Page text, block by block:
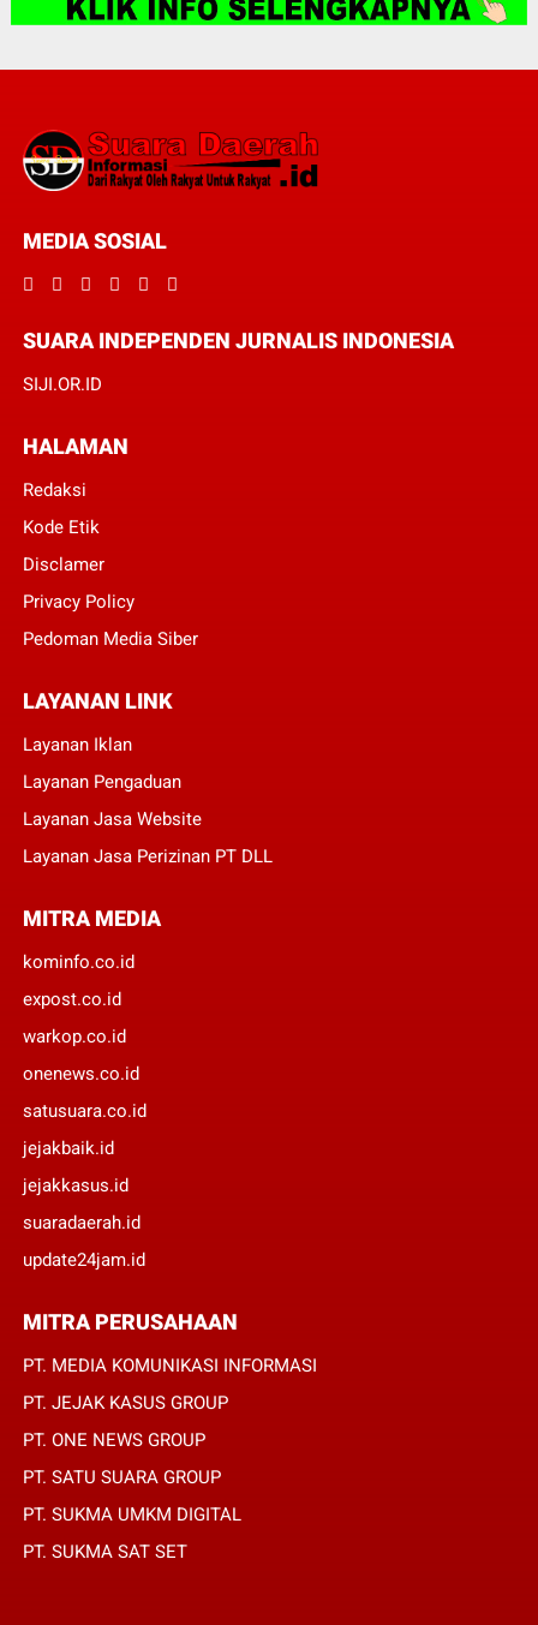
MEDIA SOSIAL
SUARA INDEPENDEN JURNALIS INDONESIA
SIJI.OR.ID
HALAMAN
Redaksi
Kode Etik
Disclamer
Privacy Policy
Pedoman Media Siber
LAYANAN LINK
Layanan Iklan
Layanan Pengaduan
Layanan Jasa Website
Layanan Jasa Perizinan PT DLL
MITRA MEDIA
kominfo.co.id
expost.co.id
warkop.co.id
onenews.co.id
satusuara.co.id
jejakbaik.id
jejakkasus.id
suaradaerah.id
update24jam.id
MITRA PERUSAHAAN
PT. MEDIA KOMUNIKASI INFORMASI
PT. JEJAK KASUS GROUP
PT. ONE NEWS GROUP
PT. SATU SUARA GROUP
PT. SUKMA UMKM DIGITAL
PT. SUKMA SAT SET